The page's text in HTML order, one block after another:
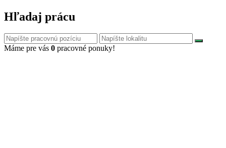
Hľadaj prácu
Máme pre vás 0 pracovné ponuky!